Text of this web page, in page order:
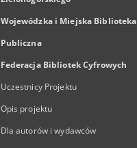
Wojewódzka i Miejska Biblioteka
Publiczna
Federacja Bibliotek Cyfrowych
Uczestnicy Projektu
Opis projektu
Dla autorów i wydawców